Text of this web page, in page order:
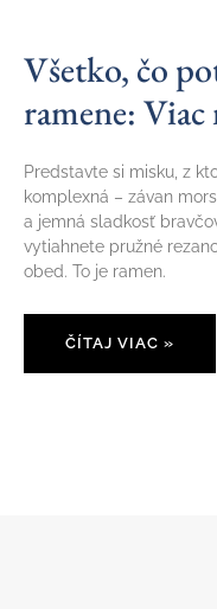
Všetko, čo
ramene:
Predstavte si misku, z
komplexná – závan
a jemná sladkosť
vytiahnete pružné
obed. To je ramen.
ČÍTAJ VIAC »